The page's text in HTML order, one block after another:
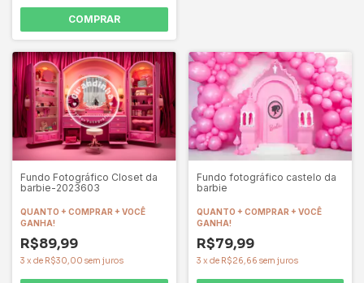
COMPRAR
Fundo Fotográfico Closet da
barbie-2023603
QUANTO + COMPRAR + VOCÊ
GANHA!
R$89,99
3 x de R$30,00 sem juros
Fundo fotográfico castelo da
barbie
QUANTO + COMPRAR + VOCÊ
GANHA!
R$79,99
3 x de R$26,66 sem juros